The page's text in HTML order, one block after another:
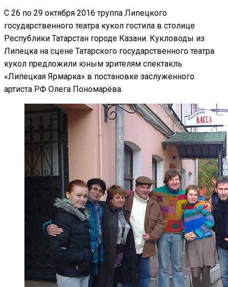
С 26 по 29 октября 2016 труппа Липецкого
государственного театра кукол гостила в столице
Республики Татарстан городе Казани. Кукловоды из
Липецка на сцене Татарского государственного театра
кукол предложили юным зрителям спектакль
«Липецкая Ярмарка» в постановке заслуженного
артиста РФ Олега Пономарёва.